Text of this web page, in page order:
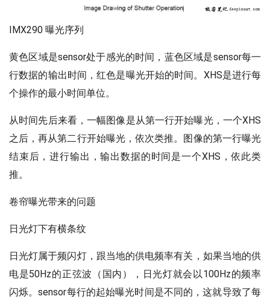
IMX290 曝光序列
黄色区域是sensor处于感光的时间，蓝色区域是sensor每一
行数据的输出时间，红色是曝光开始的时间。XHS是进行每
个操作的最小时间单位。
从时间先后来看，一幅图像是从第一行开始曝光，一个XHS
之后，再从第二行开始曝光，依次类推。图像的第一行曝光
结束后，进行输出，输出数据的时间是一个XHS，依此类
推。
卷帘曝光带来的问题
日光灯下有横条纹
日光灯属于频闪灯，跟当地的供电频率有关，如果当地的供
电是50Hz的正弦波（国内），日光灯就会以100Hz的频率
闪烁。sensor每行的起始曝光时间是不同的，这就导致了每